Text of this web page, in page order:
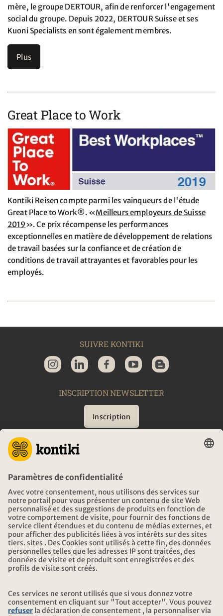
mère, le groupe DERTOUR, afin de renforcer l'engagement
social du groupe. Depuis 2022, DERTOUR Suisse et ses
Kuoni Specialists en sont également membres.
Plus
Great Place to Work
Kontiki Reisen compte parmi les vainqueurs de l'étude
Great Place to Work®. «Meilleurs employeurs de Suisse
2019 ». Ce prix récompense les performances
exceptionnelles en matière de développement de relations
de travail basées sur la confiance et de création de
conditions de travail attrayantes et favorables pour les
employés.
SUIVRE KONTIKI
INSCRIPTION NEWSLETTER
Inscription
CONSEIL
URGENCES EN VOYAGE
HEURES D'OUVERTURE KONTIKI VOYAGES
TÉLÉCHARGEMENT ET LIENS
ADRESSE
AU SUJET DE KONTIKI
CERTIFICATION